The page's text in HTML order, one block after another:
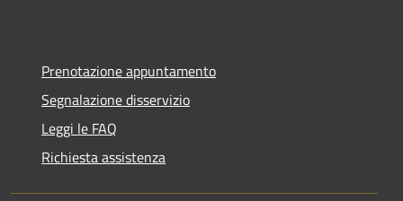
Prenotazione appuntamento
Segnalazione disservizio
Leggi le FAQ
Richiesta assistenza